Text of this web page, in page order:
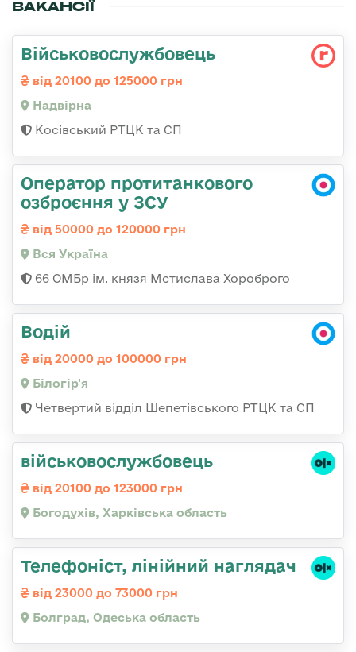
ВАКАНСІЇ
Військовослужбовець
від 20100 до 125000 грн
Надвірна
Косівський РТЦК та СП
Оператор протитанкового
озброєння у ЗСУ
від 50000 до 120000 грн
Вся Україна
66 ОМБр ім. князя Мстислава Хороброго
Водій
від 20000 до 100000 грн
Білогір'я
Четвертий відділ Шепетівського РТЦК та СП
військовослужбовець
від 20100 до 123000 грн
Богодухів, Харківська область
Телефоніст, лінійний наглядач
від 23000 до 73000 грн
Болград, Одеська область